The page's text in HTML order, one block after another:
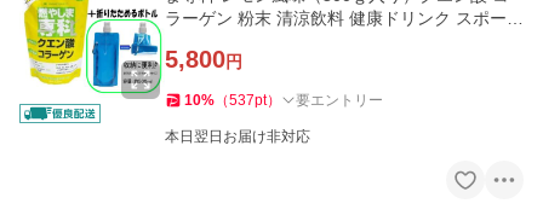
ラーゲン 粉末 清涼飲料 健康ドリンク スポーツ
5,800円
10% （537pt） 要エントリー
本日翌日お届け非対応